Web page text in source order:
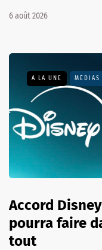
6 août 2026
A LA UNE MÉDIAS
Accord
pourra faire
tout